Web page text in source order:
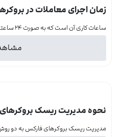
زمان اجرای معاملات در
ساعات کاری آن است که به صورت ۲۴ ساعته در طول...